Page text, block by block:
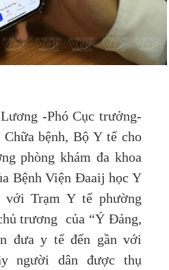
-Phó Cục trưởng-
bệnh, Bộ Y tế cho
phòng khám đa khoa
Bệnh Viện Đaaij học Y
Trạm Y tế phường
trương của “Ý Đảng,
đưa y tế đến gần với
người dân được thụ